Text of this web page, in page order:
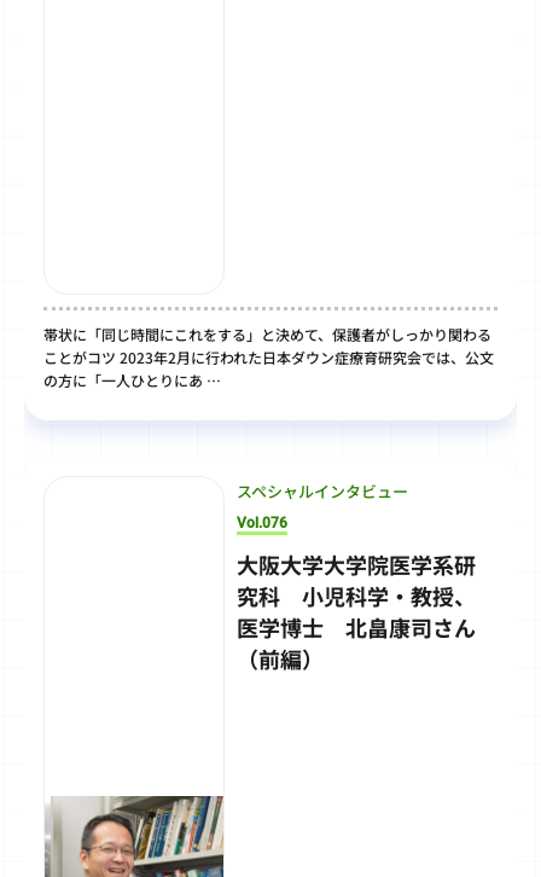
帯状に「同じ時間にこれをする」と決めて、保護者がしっかり関わる
ことがコツ 2023年2月に行われた日本ダウン症療育研究会では、公文
の方に「一人ひとりにあ …
スペシャルインタビュー
Vol.076
大阪大学大学院医学系研
究科 小児科学・教授、
医学博士 北畠康司さん
（前編）